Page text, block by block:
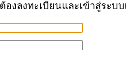
งลงทะเบียนและเข้าสู่ระบ